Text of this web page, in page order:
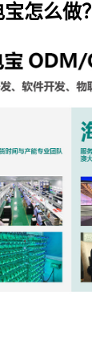
怎么做？